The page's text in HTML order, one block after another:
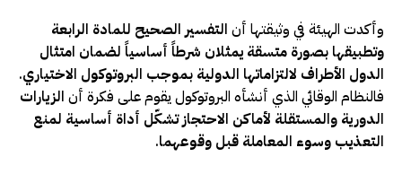
وأكدت الهيئة في وثيقتها أن التفسير الصحيح للمادة الرابعة
وتطبيقها بصورة متسقة يمثلان شرطاً أساسياً لضمان امتثال
الدول الأطراف لالتزاماتها الدولية بموجب البروتوكول الاختياري.
فالنظام الوقائي الذي أنشأه البروتوكول يقوم على فكرة أن الزيارات
الدورية والمستقلة لأماكن الاحتجاز تشكّل أداة أساسية لمنع
التعذيب وسوء المعاملة قبل وقوعهما.